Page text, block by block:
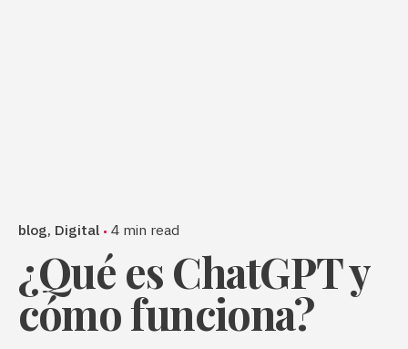
blog Digital 4 min read
¿Qué es ChatGPT y
cómo funciona?